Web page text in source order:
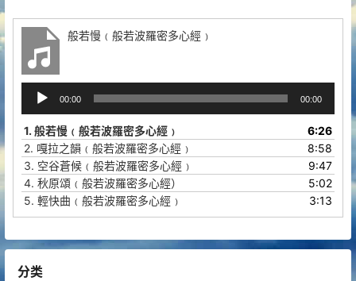
般若慢﹙般若波羅密多心經﹚
播
放
器
00:00 00:00
1. 般若慢﹙般若波羅密多心經﹚
6:26
2. 嘎拉之韻﹙般若波羅密多心經﹚
8:58
3. 空谷蒼候﹙般若波羅密多心經﹚
9:47
4. 秋原頌﹙般若波羅密多心經）
5:02
5. 輕快曲﹙般若波羅密多心經﹚ 3:13
分类